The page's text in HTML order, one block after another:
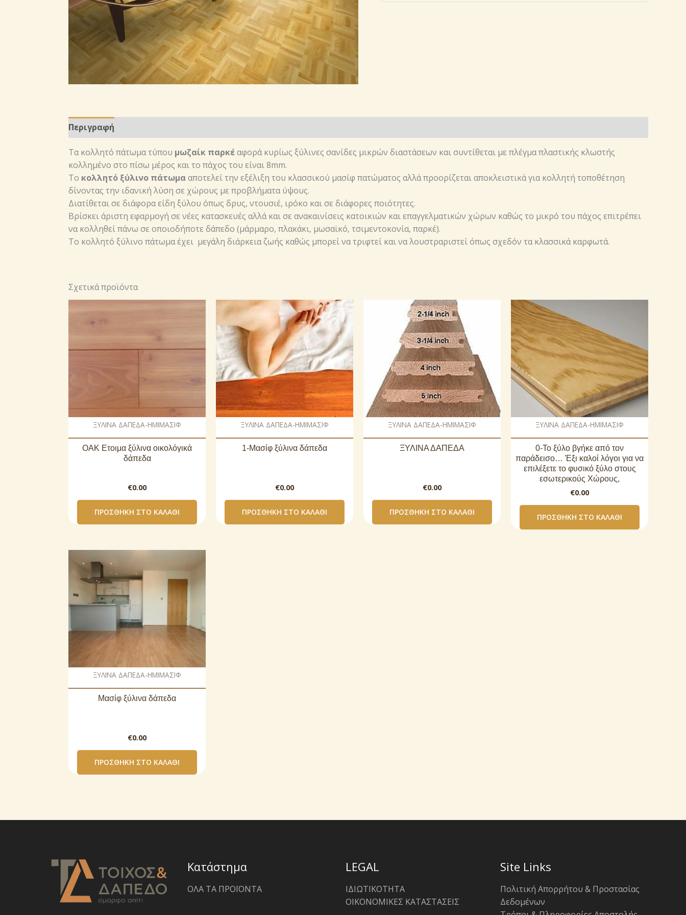
Περιγραφή
Τα κολλητό πάτωμα τύπου μωζαίκ παρκέαφορά κυρίως ξύλινες σανίδες μικρών διαστάσεων και συντίθεται με πλέγμα πλαστικής κλωστής
κολλημένο στο πίσω μέρος και το πάχος του είναι 8mm.
Το κολλητό ξύλινο πάτωμααποτελεί την εξέλιξη του κλασσικού μασίφ πατώματος αλλά προορίζεται αποκλειστικά για κολλητή τοποθέτηση
δίνοντας την ιδανική λύση σε χώρους με προβλήματα ύψους.
Διατίθεται σε διάφορα είδη ξύλου όπως δρυς, ντουσιέ, ιρόκο και σε διάφορες ποιότητες.
Βρίσκει άριστη εφαρμογή σε νέες κατασκευές αλλά και σε ανακαινίσεις κατοικιών και επαγγελματικών χώρων καθώς το μικρό του πάχος επιτρέπει
να κολληθεί πάνω σε οποιοδήποτε δάπεδο (μάρμαρο, πλακάκι, μωσαϊκό, τσιμεντοκονία, παρκέ).
Το κολλητό ξύλινο πάτωμα έχει μεγάλη διάρκεια ζωής καθώς μπορεί να τριφτεί και να λουστραριστεί όπως σχεδόν τα κλασσικά καρφωτά.
Σχετικά προϊόντα
ΞΥΛΙΝΑ ΔΑΠΕΔΑ-ΗΜΙΜΑΣΙΦ
OAK Ετοιμα ξύλινα οικολόγικά
δάπεδα
€0.00
ΠΡΟΣΘΉΚΗ ΣΤΟ ΚΑΛΆΘΙ
ΞΥΛΙΝΑ ΔΑΠΕΔΑ-ΗΜΙΜΑΣΙΦ
1-Μασίφ ξύλινα δάπεδα
€0.00
ΠΡΟΣΘΉΚΗ ΣΤΟ ΚΑΛΆΘΙ
ΞΥΛΙΝΑ ΔΑΠΕΔΑ-ΗΜΙΜΑΣΙΦ
ΞΥΛΙΝΑ ΔΑΠΕΔΑ
€0.00
ΠΡΟΣΘΉΚΗ ΣΤΟ ΚΑΛΆΘΙ
ΞΥΛΙΝΑ ΔΑΠΕΔΑ-ΗΜΙΜΑΣΙΦ
0-Το ξύλο βγήκε από τον
παράδεισο… Έξι καλοί λόγοι για να
επιλέξετε το φυσικό ξύλο στους
εσωτερικούς Χώρους,
€0.00
ΠΡΟΣΘΉΚΗ ΣΤΟ ΚΑΛΆΘΙ
ΞΥΛΙΝΑ ΔΑΠΕΔΑ-ΗΜΙΜΑΣΙΦ
Μασίφ ξύλινα δάπεδα
€0.00
ΠΡΟΣΘΉΚΗ ΣΤΟ ΚΑΛΆΘΙ
Κατάστημα
ΟΛΑ ΤΑ ΠΡΟΪΟΝΤΑ
LEGAL
ΙΔΙΩΤΙΚΟΤΗΤΑ
ΟΙΚΟΝΟΜΙΚΕΣ ΚΑΤΑΣΤΑΣΕΙΣ
Site Links
Πολιτική Απορρήτου & Προστασίας
Δεδομένων